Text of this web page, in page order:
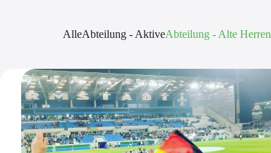
AlleAbteilung - AktiveAbteilung - Alte Herren